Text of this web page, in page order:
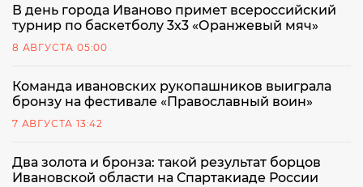
В день города Иваново примет всероссийский
турнир по баскетболу 3x3 «Оранжевый мяч»
8 АВГУСТА 05:00
Команда ивановских рукопашников выиграла
бронзу на фестивале «Православный воин»
7 АВГУСТА 13:42
Два золота и бронза: такой результат борцов
Ивановской области на Спартакиаде России